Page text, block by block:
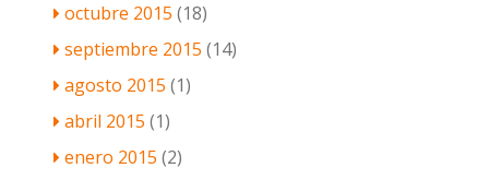
octubre 2015 (18)
septiembre 2015 (14)
agosto 2015 (1)
abril 2015 (1)
enero 2015 (2)